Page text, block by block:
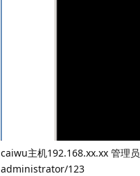
caiwu主机192.168.xx.xx 管理员
administrator/123